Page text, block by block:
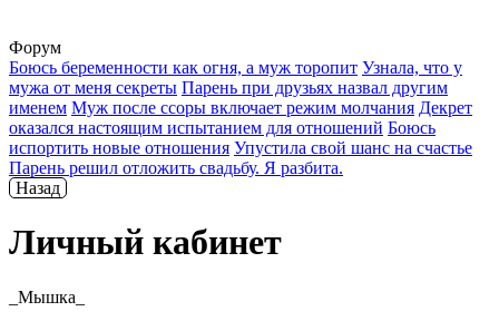
Форум
Боюсь беременности как огня, а муж торопит Узнала, что у
мужа от меня секреты Парень при друзьях назвал другим
именем Муж после ссоры включает режим молчания Декрет
оказался настоящим испытанием для отношений Боюсь
испортить новые отношения Упустила свой шанс на счастье
Парень решил отложить свадьбу. Я разбита.
Назад
Личный кабинет
_Мышка_